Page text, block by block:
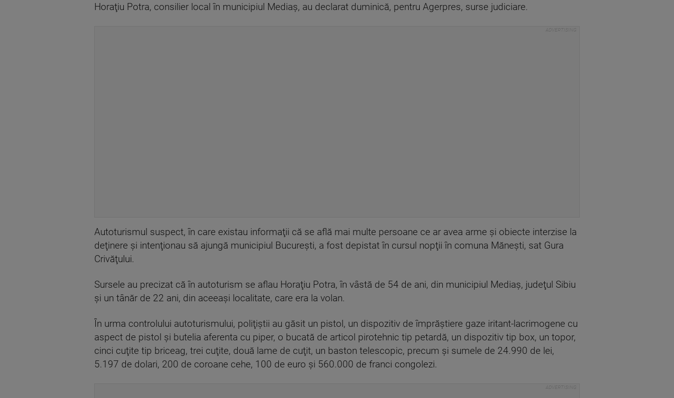
Horaţiu Potra, consilier local în municipiul Mediaş, au declarat duminică, pentru Agerpres, surse judiciare.
Autoturismul suspect, în care existau informaţii că se află mai multe persoane ce ar avea arme şi obiecte interzise la
deţinere şi intenţionau să ajungă municipiul Bucureşti, a fost depistat în cursul nopţii în comuna Măneşti, sat Gura
Crivăţului.
Sursele au precizat că în autoturism se aflau Horaţiu Potra, în vâstă de 54 de ani, din municipiul Mediaş, judeţul Sibiu
şi un tânăr de 22 ani, din aceeaşi localitate, care era la volan.
În urma controlului autoturismului, poliţiştii au găsit un pistol, un dispozitiv de împrăştiere gaze iritant-lacrimogene cu
aspect de pistol şi butelia aferenta cu piper, o bucată de articol pirotehnic tip petardă, un dispozitiv tip box, un topor,
cinci cuţite tip briceag, trei cuţite, două lame de cuţit, un baston telescopic, precum şi sumele de 24.990 de lei,
5.197 de dolari, 200 de coroane cehe, 100 de euro şi 560.000 de franci congolezi.